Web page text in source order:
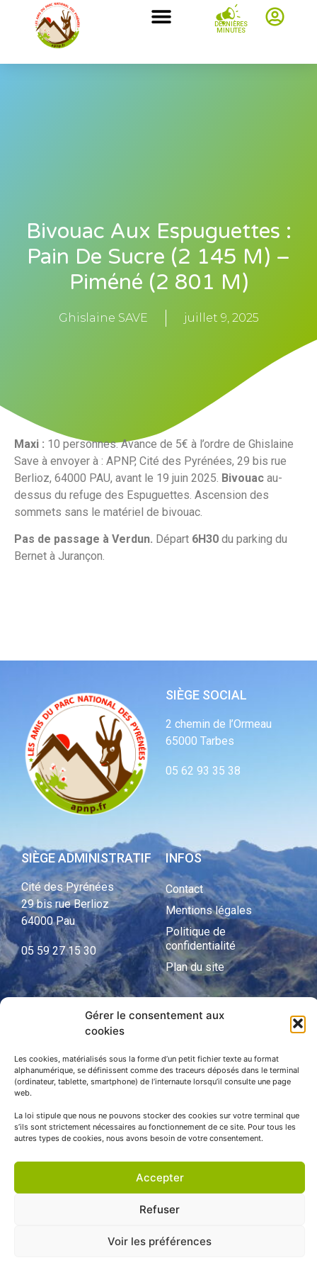
Gérer le consentement aux
cookies
Les cookies, matérialisés sous la forme d’un petit fichier texte au format
alphanumérique, se définissent comme des traceurs déposés dans le terminal
(ordinateur, tablette, smartphone) de l’internaute lorsqu’il consulte une page
web.
La loi stipule que nous ne pouvons stocker des cookies sur votre terminal que
s’ils sont strictement nécessaires au fonctionnement de ce site. Pour tous les
autres types de cookies, nous avons besoin de votre consentement.
Accepter
Refuser
Voir les préférences
DERNIÈRES
MINUTES
Bivouac Aux Espuguettes :
Pain De Sucre (2 145 M) –
Piméné (2 801 M)
Ghislaine SAVE juillet 9, 2025
Maxi : 10 personnes. Avance de 5€ à l’ordre de Ghislaine
Save à envoyer à : APNP, Cité des Pyrénées, 29 bis rue
Berlioz, 64000 PAU, avant le 19 juin 2025. Bivouac au-
dessus du refuge des Espuguettes. Ascension des
sommets sans le matériel de bivouac.
Pas de passage à Verdun. Départ 6H30 du parking du
Bernet à Jurançon.
SIÈGE SOCIAL
2 chemin de l’Ormeau
65000 Tarbes
05 62 93 35 38
SIÈGE ADMINISTRATIF
Cité des Pyrénées
29 bis rue Berlioz
64000 Pau
05 59 27 15 30
INFOS
Contact
Mentions légales
Politique de
confidentialité
Plan du site
Parc national des Pyrénées
© APNP Copyright Tous droits réservés © 1970 - 2023 | Une
réalisation Happiness -Agence de communication